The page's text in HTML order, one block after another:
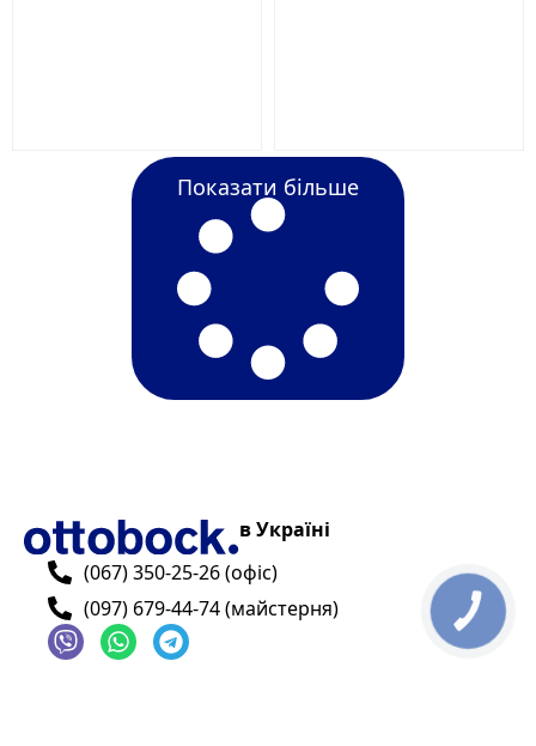
Показати більше
в Україні
(067) 350-25-26 (офіс)
(097) 679-44-74 (майстерня)
КНОПКА
ЗВ'ЯЗКУ